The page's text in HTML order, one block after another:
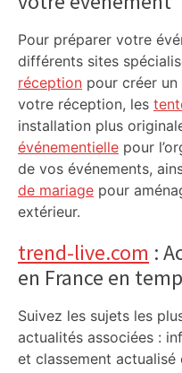
Pour préparer votre
différents sites
réception pour créer
votre réception, les
installation plus
événementielle pour
de vos événements,
de mariage pour
extérieur.
trend-live.com :
en France en
Suivez les sujets les
actualités associées :
et classement actualisé